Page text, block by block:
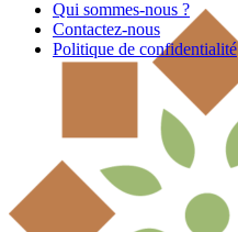
Qui sommes-nous ?
Contactez-nous
Politique de confidentialité